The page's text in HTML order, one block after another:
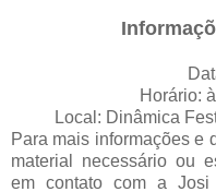
Horário:
Local: Dinâmica
Para mais informações e
material necessário ou
em contato com a